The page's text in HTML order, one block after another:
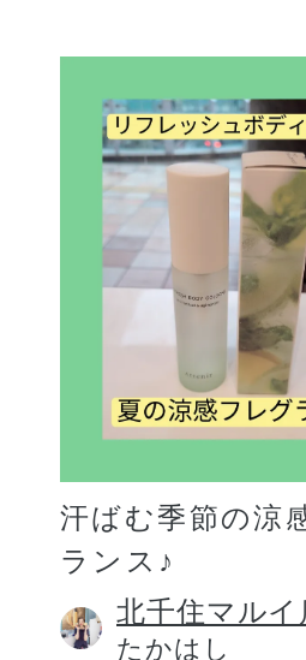
汗ばむ季節の涼
ランス♪
北千住マルイ
たかはし